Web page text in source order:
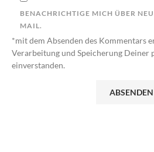
BENACHRICHTIGE MICH ÜBER
MAIL.
*mit dem Absenden des Kommentars
Verarbeitung und Speicherung Deiner
einverstanden.